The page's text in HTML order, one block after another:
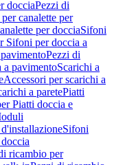
docciaPezzi di
canalette per
per docciaSifoni
Sifoni per doccia a
Pezzi di
a pavimentoScarichi a
Accessori per scarichi a
a paretePiatti
Piatti doccia e
Sifoni
ricambio per